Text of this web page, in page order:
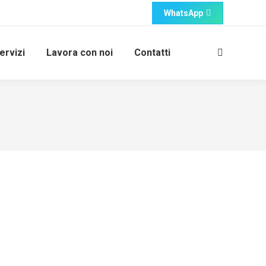
WhatsApp
Lavora con noi Contatti